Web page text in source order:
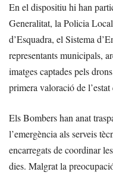
En el dispositiu hi han
Generalitat, la Policia
d’Esquadra, el Sistema
representants municipals,
imatges captades pels
primera valoració de
Els Bombers han anat
l’emergència als serveis
encarregats de coordinar
dies. Malgrat la